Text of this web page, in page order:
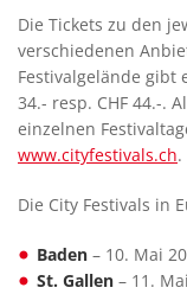
Die Tickets zu den
verschiedenen
Festivalgelände gibt
34.- resp. CHF 44.-.
einzelnen
www.cityfestivals.ch.
Die City Festivals in
Baden – 10. Mai
St. Gallen – 11.